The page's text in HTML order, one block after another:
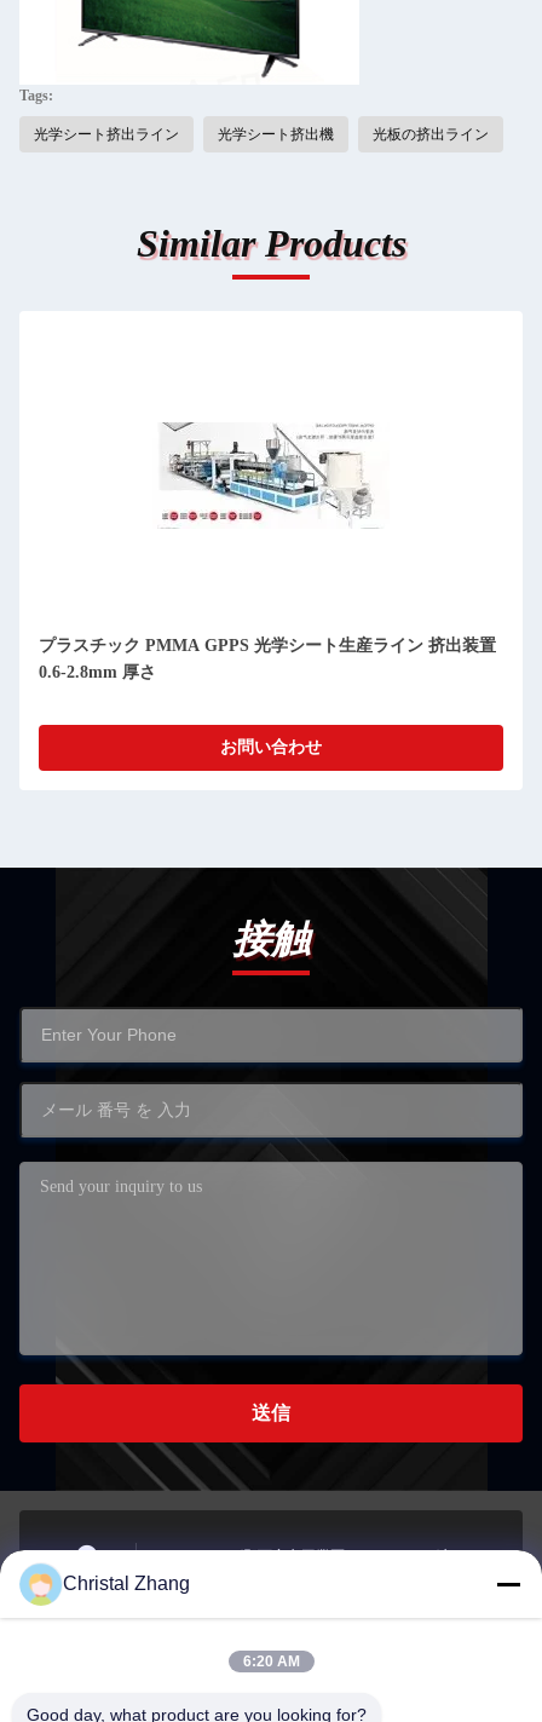
Tags:
光学シート挤出ライン 光学シート挤出機 光板の挤出ライン
Similar Products
プラスチック PMMA GPPS 光学シート生産ライン 挤出装置
0.6-2.8mm 厚さ
お問い合わせ
接触
送信
住所
ンジング市
yxh@championshcn.com
Christal Zhang
6:20 AM
Good day, what product are you looking for?